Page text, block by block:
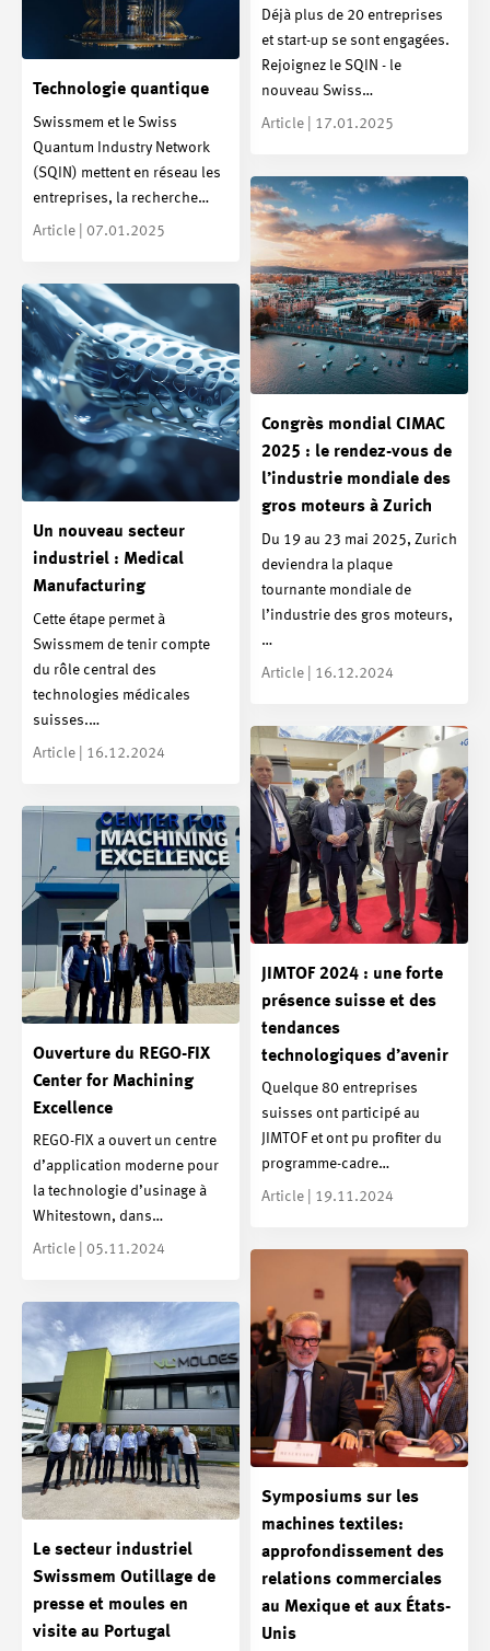
Déjà plus de 20 entreprises
et start-up se sont engagées.
Rejoignez le SQIN - le
nouveau Swiss…
Article | 17.01.2025
Technologie quantique
Swissmem et le Swiss
Quantum Industry Network
(SQIN) mettent en réseau les
entreprises, la recherche…
Article | 07.01.2025
Congrès mondial CIMAC
2025 : le rendez-vous de
l’industrie mondiale des
gros moteurs à Zurich
Du 19 au 23 mai 2025, Zurich
deviendra la plaque
tournante mondiale de
l’industrie des gros moteurs,
…
Article | 16.12.2024
Un nouveau secteur
industriel : Medical
Manufacturing
Cette étape permet à
Swissmem de tenir compte
du rôle central des
technologies médicales
suisses.…
Article | 16.12.2024
JIMTOF 2024 : une forte
présence suisse et des
tendances
technologiques d’avenir
Quelque 80 entreprises
suisses ont participé au
JIMTOF et ont pu profiter du
programme-cadre…
Article | 19.11.2024
Ouverture du REGO-FIX
Center for Machining
Excellence
REGO-FIX a ouvert un centre
d’application moderne pour
la technologie d’usinage à
Whitestown, dans…
Article | 05.11.2024
Symposiums sur les
machines textiles:
approfondissement des
relations commerciales
au Mexique et aux États-
Unis
Le secteur industriel
Swissmem Outillage de
presse et moules en
visite au Portugal